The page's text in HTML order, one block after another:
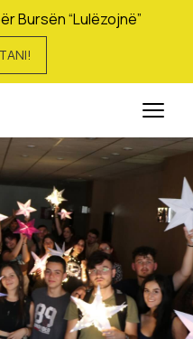
Bursën “Lulëzojnë”